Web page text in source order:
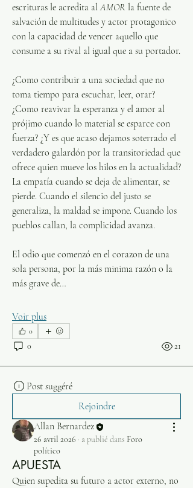
escrituras le acredita al AMOR la fuente de
salvación de multitudes y actor protagonico
con la capacidad de vencer aquello que
consume a su rival al igual que a su portador.
¿Como contribuir a una sociedad que no
toma tiempo para escuchar, leer, orar?
¿Como reavivar la esperanza y el amor al
prójimo cuando lo material se esparce con
fuerza? ¿Y es que acaso dejamos soterrado el
verdadero galardón por la transitoriedad que
ofrece quien mueve los hilos en la actualidad?
La empatía cuando se deja de alimentar, se
pierde. Cuando el silencio del justo se
generaliza, la maldad se impone. Cuando los
pueblos callan, la complicidad avanza.
El odio que comenzó en el corazon de una
sola persona, por la más minima razón o la
más grave de…
Voir plus
0
0 21
Post suggéré
Rejoindre
Allan Bernardez
26 avril 2026 · a publié dans Foro
político
APUESTA
Quien supedita su futuro a actor externo, no